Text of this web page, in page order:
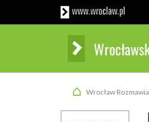
Wrocław Rozmawia